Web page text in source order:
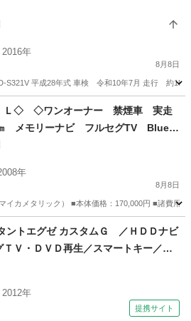
年
8月8日
平成28年式 車検 令和10年7月 走行 約15.5
ハイゼット
◇ ◇ワンオーナー 禁煙車 実走
メモリーナビ フルセグTV Blueto
オ キーレス 電動格納ミラー
年
8月8日
カメタリック） ■本体価格：170,000円 ■諸費用
ムーヴ
ントエグゼ カスタムＧ ／ＨＤＤナビ
ＴＶ・ＤＶＤ再生／スマートキー／ア
トップ／アルミホイール／ＨＩＤラ
防止／ＥＴＣ／ウィンカーミラー／タ
ーン （検9.3）
年
提携サイト